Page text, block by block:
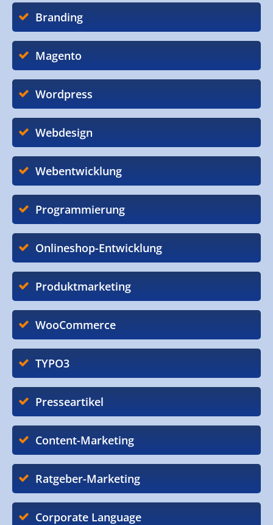
Branding
Magento
Wordpress
Webdesign
Webentwicklung
Programmierung
Onlineshop-Entwicklung
Produktmarketing
WooCommerce
TYPO3
Presseartikel
Content-Marketing
Ratgeber-Marketing
Corporate Language